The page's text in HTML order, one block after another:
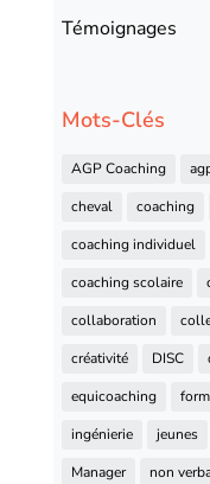
Témoignages
Mots-Clés
AGP Coaching
cheval
coaching
coaching individuel
coaching scolaire
collaboration
créativité
DISC
equicoaching
ingénierie
jeunes
Manager
non